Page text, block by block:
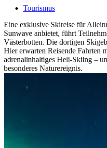
Tourismus
Eine exklusive Skireise für
Sunwave anbietet, führt
Västerbotten. Die dortigen
Hier erwarten Reisende Fahrten
adrenalinhaltiges Heli-Skiing –
besonderes Naturereignis.